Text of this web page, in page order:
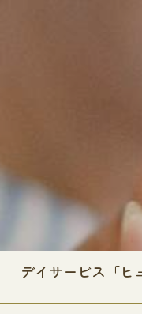
デイサービス「ヒ